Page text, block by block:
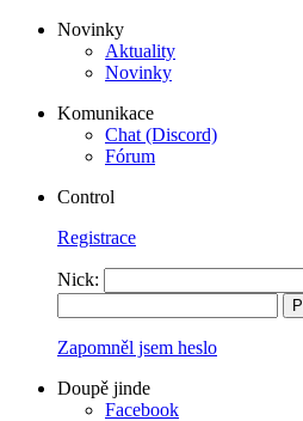
Novinky
Aktuality
Novinky
Komunikace
Chat (Discord)
Fórum
Control
Registrace
Nick:
Zapomněl jsem heslo
Doupě jinde
Facebook